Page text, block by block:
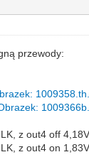
przewody:
z out4 off 4,18V
z out4 on 1,83V